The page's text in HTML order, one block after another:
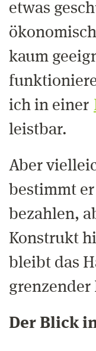
etwas
kaum
ich in einer
leistbar.
Aber
bestimmt
bezahlen,
Konstrukt
bleibt das
grenzender
Der Blick